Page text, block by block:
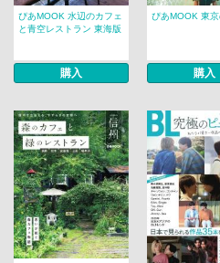
ぴあMOOK 水辺のカフェ
と青空レストラン 東海版
購入
ぴあMOOK 東
購入